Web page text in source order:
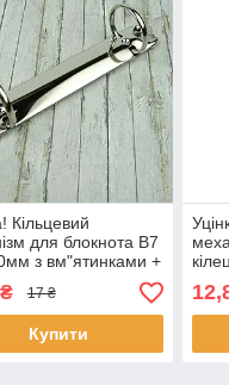
Кільцевий
для блокнота В7
з вм"ятинками +
KMB029
17 ₴
Купити